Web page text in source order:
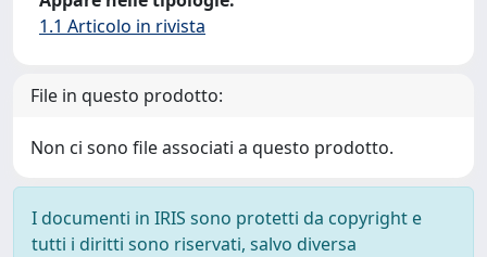
1.1 Articolo in rivista
File in questo prodotto:
Non ci sono file associati a questo prodotto.
I documenti in IRIS sono protetti da copyright e
tutti i diritti sono riservati, salvo diversa